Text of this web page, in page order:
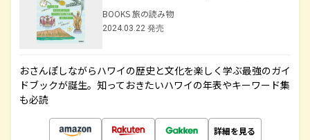
BOOKS 旅の読み物
2024.03.22 発売
おさんぽしながらハワイの歴史と文化を楽しく学ぶ最強のガイ
ドブックが誕生。知っておきたいハワイの年表やキーワード集
も必読
詳細を見る